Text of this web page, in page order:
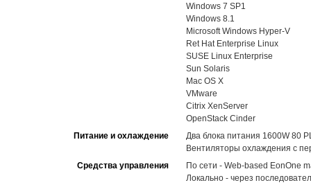
Windows 7 SP1
Windows 8.1
Microsoft Windows Hyper-V
Ret Hat Enterprise Linux
SUSE Linux Enterprise
Sun Solaris
Mac OS X
VMware
Citrix XenServer
OpenStack Cinder
Питание и охлаждение
Два блока питания 1600W 80
Вентиляторы охлаждения с
Средства управления
По сети - Web-based EonOne
Локально - через